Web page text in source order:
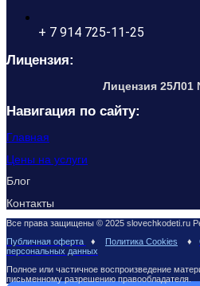
+ 7 914 725-11-25
Лицензия:
Лицензия 25Л01
Навигация по сайту:
Главная
Цены на услуги
Блог
Контакты
Все права защищены © 2025 slovechkodeti.ru
Публичная оферта
♦ Политика Cookies ♦
персональных данных
Полное или частичное воспроизведение
письменному разрешению правообладателя.